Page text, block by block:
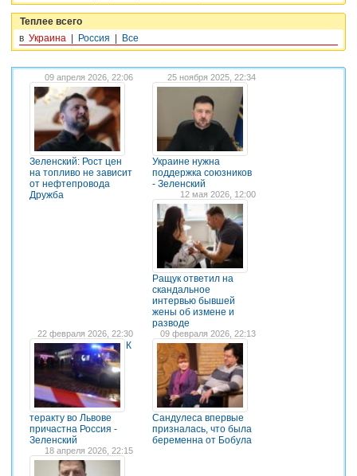
Теплее всего
в Украина | Россия | Все
09 апреля 2026, 22:06
Зеленский: Рост цен
на топливо не зависит
от нефтепровода
Дружба
25 ноября 2025, 22:34
Украине нужна
поддержка союзников
- Зеленский
12 мая 2026, 12:00
Ращук ответил на
скандальное
интервью бывшей
жены об измене и
разводе
22 февраля 2026, 22:30
К
теракту во Львове
причастна Россия -
Зеленский
09 февраля 2026, 22:13
Сандулеса впервые
призналась, что была
беременна от Бобула
18 апреля 2026, 22:15